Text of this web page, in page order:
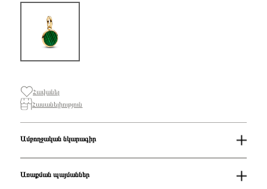
Հավանել
Հասանելիություն
Ամբողջական նկարագիր
Սեռ
Կանացի
Առաքման պայմաններ